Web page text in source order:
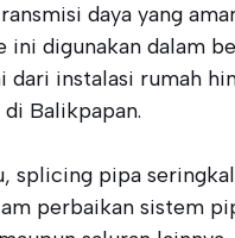
daya yang
ini digunakan dalam
dari instalasi rumah
Balikpapan.
splicing pipa
perbaikan sistem